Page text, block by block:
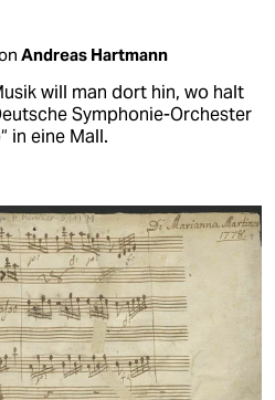
Andreas Hartmann
will man dort hin, wo halt
Symphonie-Orchester
in eine Mall.